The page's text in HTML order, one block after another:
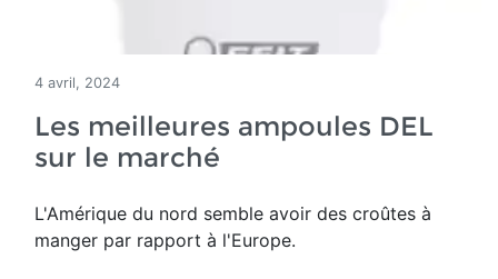
4 avril, 2024
Les meilleures ampoules DEL
sur le marché
L'Amérique du nord semble avoir des croûtes à
manger par rapport à l'Europe.